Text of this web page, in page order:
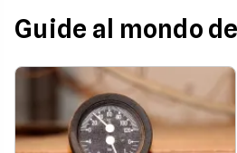
soluzione a prezzo variabile
consente di agganciare la
all'andamento aggiornato
del mercato dell'energia
naturale.
Guide al mondo